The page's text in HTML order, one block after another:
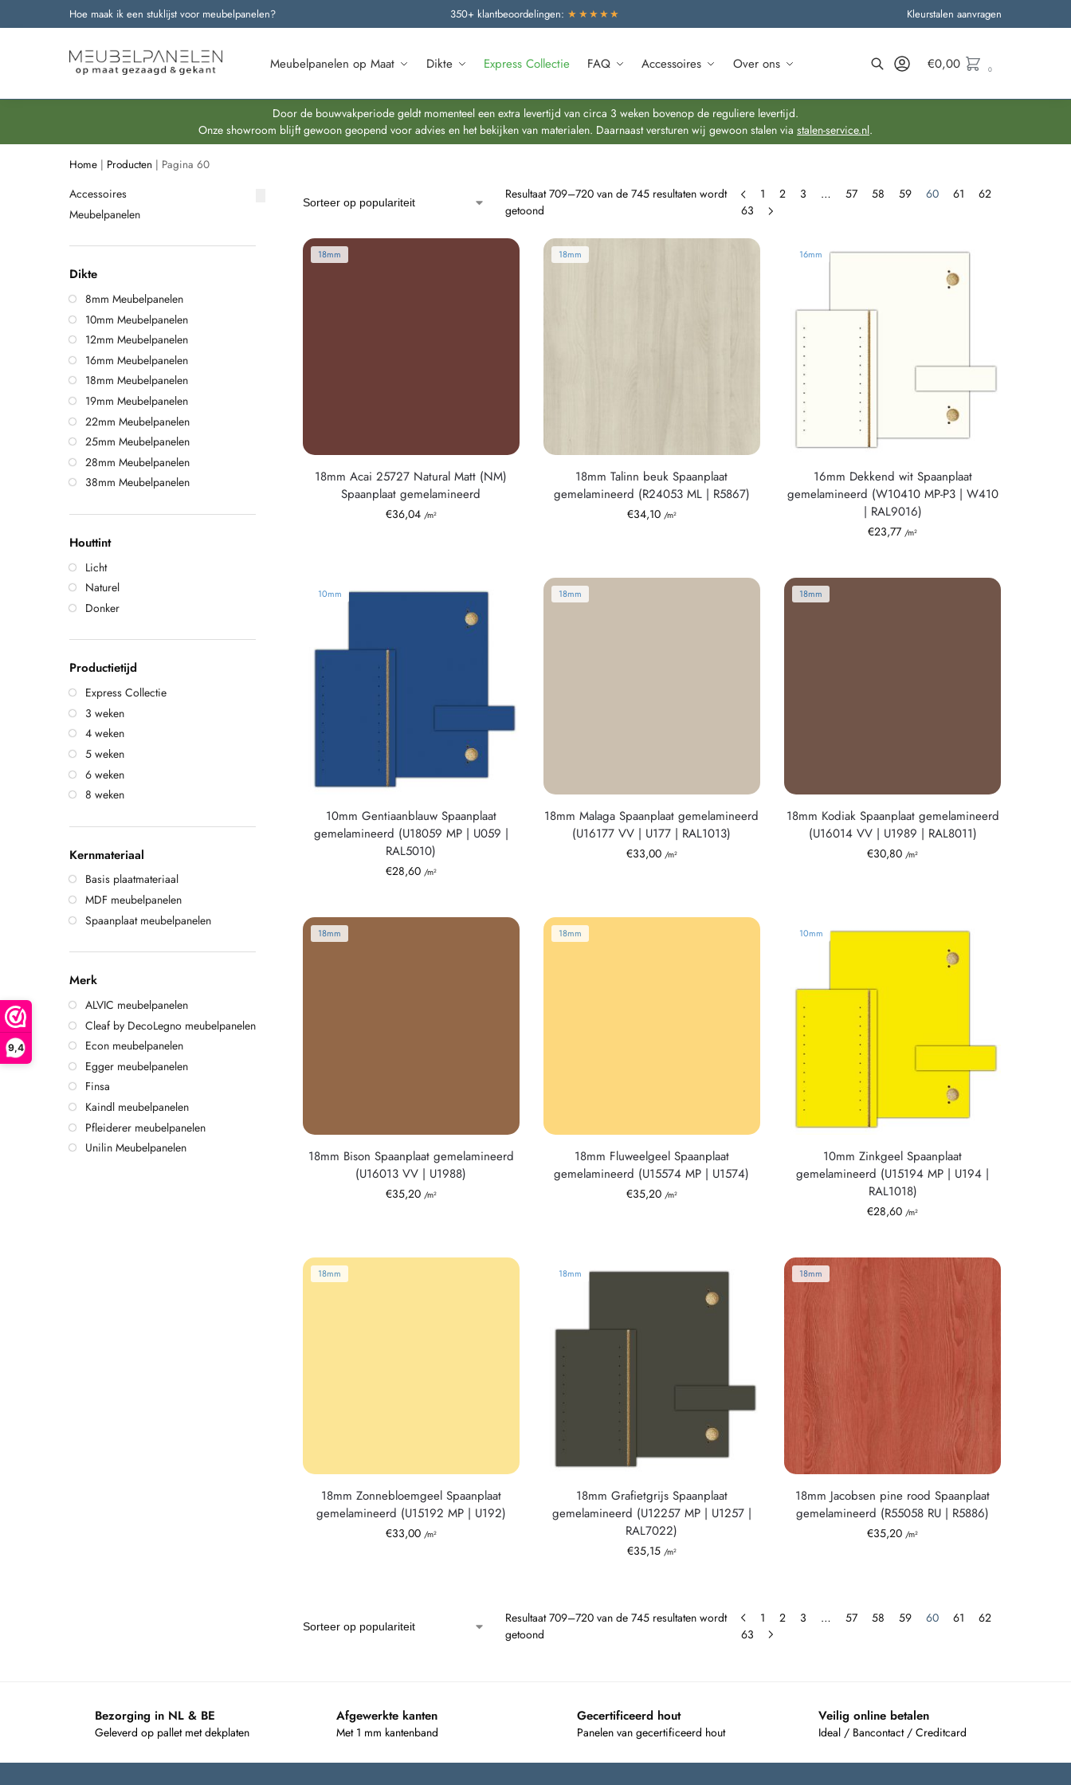
9,4
Hoe maak ik een stuklijst voor meubelpanelen? 350+ klantbeoordelingen: ★★★★★ Kleurstalen aanvragen
Meubelpanelen op Maat Dikte Express Collectie FAQ Accessoires Over ons
Onze nieuwste producten
€0,00 0
Door de bouwvakperiode geldt momenteel een extra levertijd van circa 3 weken bovenop de reguliere levertijd.
Onze showroom blijft gewoon geopend voor advies en het bekijken van materialen. Daarnaast versturen wij gewoon stalen via stalen-service.nl.
Home | Producten | Pagina 60
Resultaat 709–720 van de 745 resultaten wordt
getoond
1 2 3 … 57 58 59 60 61
62
63
18mm
18mm Acai 25727 Natural Matt (NM)
Spaanplaat gemelamineerd
€36,04 /m²
18mm
18mm Talinn beuk Spaanplaat
gemelamineerd (R24053 ML | R5867)
€34,10 /m²
16mm
16mm Dekkend wit Spaanplaat
gemelamineerd (W10410 MP-P3 | W410
| RAL9016)
€23,77 /m²
10mm
10mm Gentiaanblauw Spaanplaat
gemelamineerd (U18059 MP | U059 |
RAL5010)
€28,60 /m²
18mm
18mm Malaga Spaanplaat gemelamineerd
(U16177 VV | U177 | RAL1013)
€33,00 /m²
18mm
18mm Kodiak Spaanplaat gemelamineerd
(U16014 VV | U1989 | RAL8011)
€30,80 /m²
18mm
18mm Bison Spaanplaat gemelamineerd
(U16013 VV | U1988)
€35,20 /m²
18mm
18mm Fluweelgeel Spaanplaat
gemelamineerd (U15574 MP | U1574)
€35,20 /m²
10mm
10mm Zinkgeel Spaanplaat
gemelamineerd (U15194 MP | U194 |
RAL1018)
€28,60 /m²
18mm
18mm Zonnebloemgeel Spaanplaat
gemelamineerd (U15192 MP | U192)
€33,00 /m²
18mm
18mm Grafietgrijs Spaanplaat
gemelamineerd (U12257 MP | U1257 |
RAL7022)
€35,15 /m²
18mm
18mm Jacobsen pine rood Spaanplaat
gemelamineerd (R55058 RU | R5886)
€35,20 /m²
Resultaat 709–720 van de 745 resultaten wordt
getoond
1 2 3 … 57 58 59 60 61
62
63
Accessoires
Meubelpanelen
Dikte
8mm Meubelpanelen
10mm Meubelpanelen
12mm Meubelpanelen
16mm Meubelpanelen
18mm Meubelpanelen
19mm Meubelpanelen
22mm Meubelpanelen
25mm Meubelpanelen
28mm Meubelpanelen
38mm Meubelpanelen
Houttint
Licht
Naturel
Donker
Productietijd
Express Collectie
3 weken
4 weken
5 weken
6 weken
8 weken
Kernmateriaal
Basis plaatmateriaal
MDF meubelpanelen
Spaanplaat meubelpanelen
Merk
ALVIC meubelpanelen
Cleaf by DecoLegno meubelpanelen
Econ meubelpanelen
Egger meubelpanelen
Finsa
Kaindl meubelpanelen
Pfleiderer meubelpanelen
Unilin Meubelpanelen
Bezorging in NL & BE
Geleverd op pallet met dekplaten
Afgewerkte kanten
Met 1 mm kantenband
Gecertificeerd hout
Panelen van gecertificeerd hout
Veilig online betalen
Ideal / Bancontact / Creditcard